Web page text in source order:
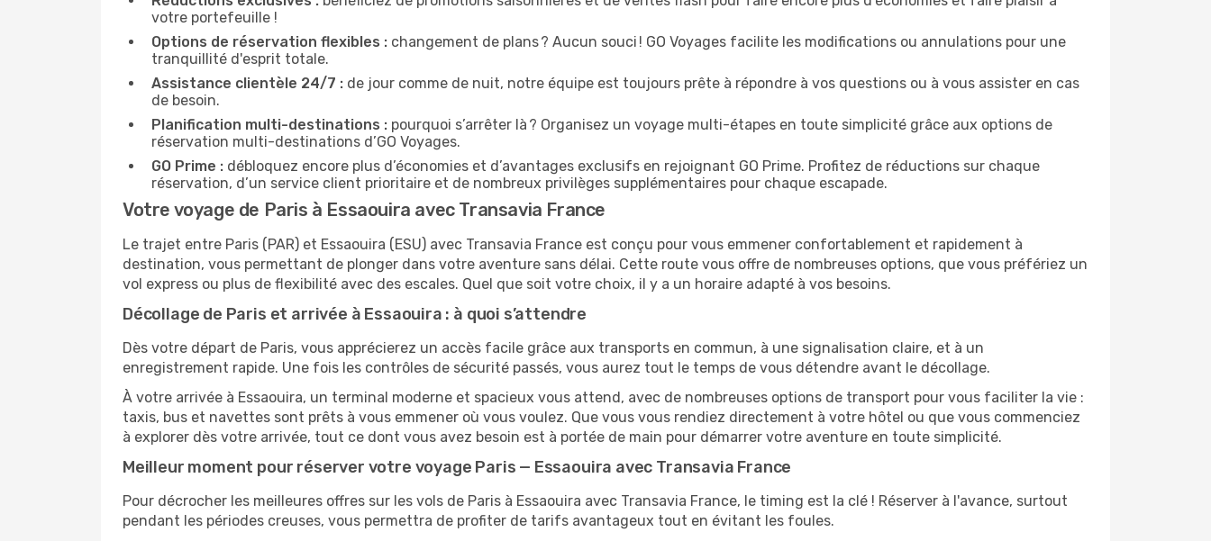
votre portefeuille !
Options de réservation flexibles : changement de plans ? Aucun souci ! GO Voyages facilite les modifications ou annulations pour une
tranquillité d'esprit totale.
Assistance clientèle 24/7 : de jour comme de nuit, notre équipe est toujours prête à répondre à vos questions ou à vous assister en cas
de besoin.
Planification multi-destinations : pourquoi s’arrêter là ? Organisez un voyage multi-étapes en toute simplicité grâce aux options de
réservation multi-destinations d’GO Voyages.
GO Prime : débloquez encore plus d’économies et d’avantages exclusifs en rejoignant GO Prime. Profitez de réductions sur chaque
réservation, d’un service client prioritaire et de nombreux privilèges supplémentaires pour chaque escapade.
Votre voyage de Paris à Essaouira avec Transavia France
Le trajet entre Paris (PAR) et Essaouira (ESU) avec Transavia France est conçu pour vous emmener confortablement et rapidement à
destination, vous permettant de plonger dans votre aventure sans délai. Cette route vous offre de nombreuses options, que vous préfériez un
vol express ou plus de flexibilité avec des escales. Quel que soit votre choix, il y a un horaire adapté à vos besoins.
Décollage de Paris et arrivée à Essaouira : à quoi s’attendre
Dès votre départ de Paris, vous apprécierez un accès facile grâce aux transports en commun, à une signalisation claire, et à un
enregistrement rapide. Une fois les contrôles de sécurité passés, vous aurez tout le temps de vous détendre avant le décollage.
À votre arrivée à Essaouira, un terminal moderne et spacieux vous attend, avec de nombreuses options de transport pour vous faciliter la vie :
taxis, bus et navettes sont prêts à vous emmener où vous voulez. Que vous vous rendiez directement à votre hôtel ou que vous commenciez
à explorer dès votre arrivée, tout ce dont vous avez besoin est à portée de main pour démarrer votre aventure en toute simplicité.
Meilleur moment pour réserver votre voyage Paris — Essaouira avec Transavia France
Pour décrocher les meilleures offres sur les vols de Paris à Essaouira avec Transavia France, le timing est la clé ! Réserver à l'avance, surtout
pendant les périodes creuses, vous permettra de profiter de tarifs avantageux tout en évitant les foules.